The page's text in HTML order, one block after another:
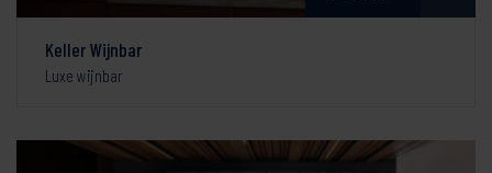
Keller Wijnbar
Luxe wijnbar